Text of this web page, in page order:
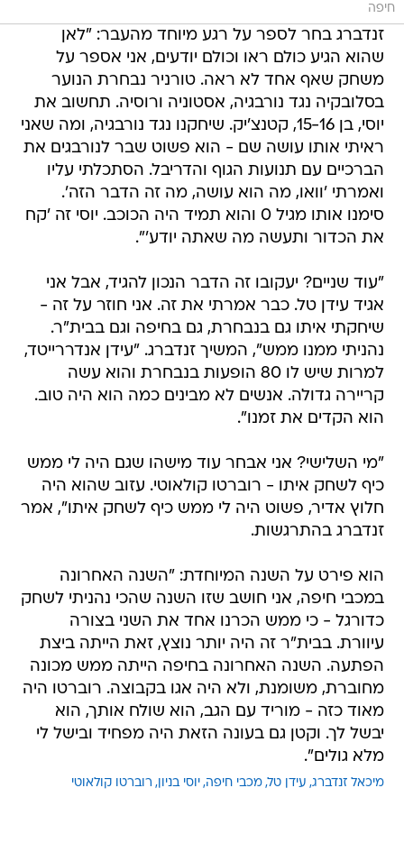
חיפה
זנדברג בחר לספר על רגע מיוחד מהעבר: "לאן
שהוא הגיע כולם ראו וכולם יודעים, אני אספר על
משחק שאף אחד לא ראה. טורניר נבחרת הנוער
בסלובקיה נגד נורבגיה, אסטוניה ורוסיה. תחשוב את
יוסי, בן 15-16, קטנצ'יק. שיחקנו נגד נורבגיה, ומה שאני
ראיתי אותו עושה שם - הוא פשוט שבר לנורבגים את
הברכיים עם תנועות הגוף והדריבל. הסתכלתי עליו
ואמרתי 'וואו, מה הוא עושה, מה זה הדבר הזה'.
סימנו אותו מגיל 0 והוא תמיד היה הכוכב. יוסי זה 'קח
את הכדור ותעשה מה שאתה יודע'".
"עוד שניים? יעקובו זה הדבר הנכון להגיד, אבל אני
אגיד עידן טל. כבר אמרתי את זה. אני חוזר על זה -
שיחקתי איתו גם בנבחרת, גם בחיפה וגם בבית"ר.
נהניתי ממנו ממש", המשיך זנדברג. "עידן אנדררייטד,
למרות שיש לו 80 הופעות בנבחרת והוא עשה
קריירה גדולה. אנשים לא מבינים כמה הוא היה טוב.
הוא הקדים את זמנו".
"מי השלישי? אני אבחר עוד מישהו שגם היה לי ממש
כיף לשחק איתו - רוברטו קולאוטי. עזוב שהוא היה
חלוץ אדיר, פשוט היה לי ממש כיף לשחק איתו", אמר
זנדברג בהתרגשות.
הוא פירט על השנה המיוחדת: "השנה האחרונה
במכבי חיפה, אני חושב שזו השנה שהכי נהניתי לשחק
כדורגל - כי ממש הכרנו אחד את השני בצורה
עיוורת. בבית"ר זה היה יותר נוצץ, זאת הייתה ביצת
הפתעה. השנה האחרונה בחיפה הייתה ממש מכונה
מחוברת, משומנת, ולא היה אגו בקבוצה. רוברטו היה
מאוד כזה - מוריד עם הגב, הוא שולח אותך, הוא
יבשל לך. וקטן גם בעונה הזאת היה מפחיד ובישל לי
מלא גולים".
מיכאל זנדברג עידן טל מכבי חיפה יוסי בניון רוברטו קולאוטי